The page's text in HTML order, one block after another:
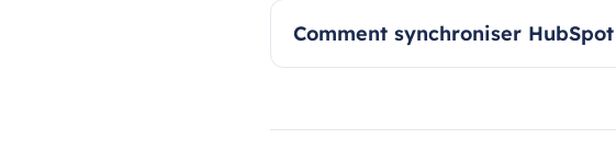
Comment synchroniser